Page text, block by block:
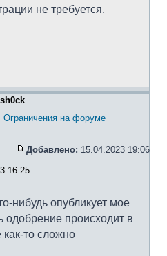
не требуется.
sh0ck
Ограничения на форуме
Добавлено: 15.04.2023 19:06
16:25
нибудь опубликует мое
происходит в
как-то сложно